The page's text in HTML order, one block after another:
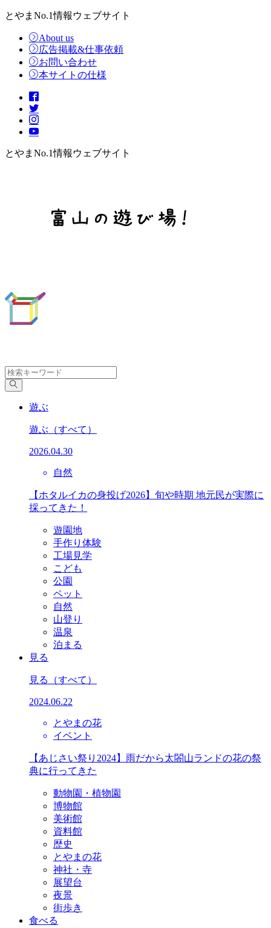
とやまNo.1情報ウェブサイト
About us
広告掲載&仕事依頼
お問い合わせ
本サイトの仕様
とやまNo.1情報ウェブサイト
遊ぶ
遊ぶ （すべて）
2026.04.30
自然
【ホタルイカの身投げ2026】旬や時期 地元民が実際に
採ってきた！
遊園地
手作り体験
工場見学
こども
公園
ペット
自然
山登り
温泉
泊まる
見る
見る （すべて）
2024.06.22
とやまの花
イベント
【あじさい祭り2024】雨だから太閤山ランドの花の祭
典に行ってきた
動物園・植物園
博物館
美術館
資料館
歴史
とやまの花
神社・寺
展望台
夜景
街歩き
食べる